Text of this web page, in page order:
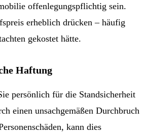
offenlegungspflichtig sein.
erheblich drücken – häufig
gekostet hätte.
Haftung
persönlich für die Standsicherheit
einen unsachgemäßen Durchbruch
kann dies